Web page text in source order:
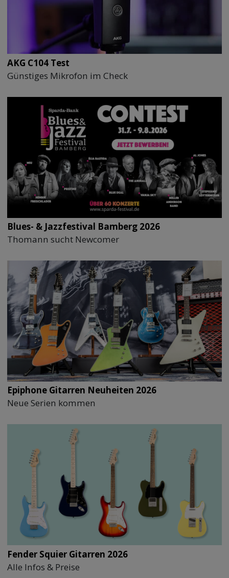
AKG C104 Test
Günstiges Mikrofon im Check
Blues- & Jazzfestival Bamberg 2026
Thomann sucht Newcomer
Epiphone Gitarren Neuheiten 2026
Neue Serien kommen
Fender Squier Gitarren 2026
Alle Infos & Preise